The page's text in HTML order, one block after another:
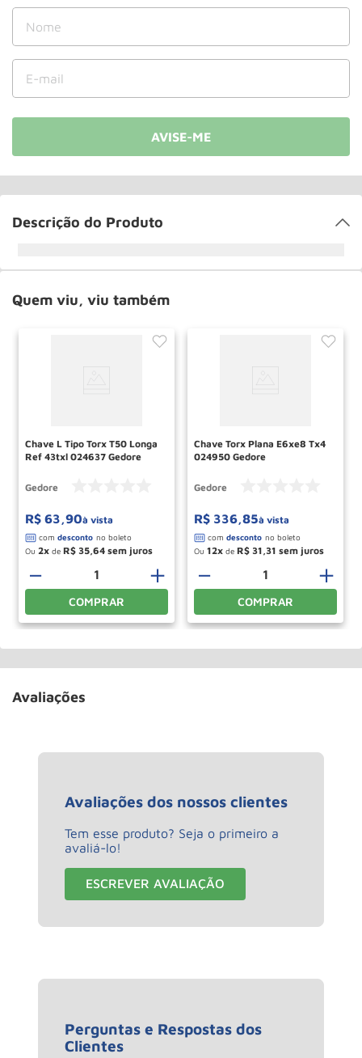
Descrição do Produto
Quem viu, viu também
Chave L Tipo Torx T50 Longa
Ref 43txl 024637 Gedore
Gedore
R$ 63 90à vista
Ou 2 de R$ 35 64
＋
－
COMPRAR
Chave Torx Plana E6xe8 Tx4
024950 Gedore
Gedore
R$ 336 85à vista
Ou 12 de R$ 31 31
＋
－
COMPRAR
Avaliações
Avaliações dos nossos clientes
Tem esse produto? Seja o primeiro a
avaliá-lo!
ESCREVER AVALIAÇÃO
Perguntas e Respostas dos
Clientes
10º Rodizio